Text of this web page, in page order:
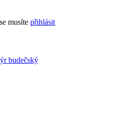
musíte přihlásit